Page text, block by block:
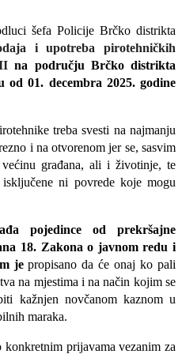
ci šefa Policije Brčko distrikta
i upotreba pirotehničkih
IIna području Brčko distrikta
od 01. decembra 2025. godine
treba svesti na najmanju
i na otvorenom jer se, sasvim
građana, ali i životinje, te
ni povrede koje mogu
pojedince od prekršajne
18. Zakona o javnom redu i
jepropisano da će onaj ko pali
na mjestima i na način kojim se
kažnjen novčanom kaznom u
maraka.
prijavama vezanim za